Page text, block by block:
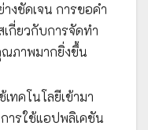
งชัดเจน การขอคำ
กี่ยวกับการจัดทำ
ณภาพมากยิ่งขึ้น
ทคโนโลยีเข้ามา
ารใช้แอปพลิเคชัน